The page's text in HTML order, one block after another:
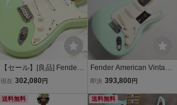
【セール】[良品] Fender
American Vintage 62 Stra
ウンドを再現！ [PM475]
現在 302,080 円
Fender American Vintage
II 1961 Stratocaster, Rose
reen S/N V26440 3.62kg
即決 393,800 円
送料無料 送料無料